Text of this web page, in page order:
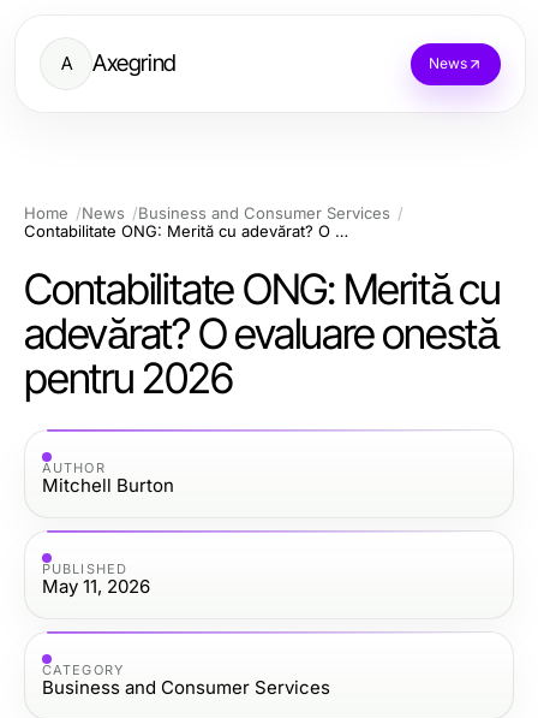
A Axegrind News
Home News
Business and Consumer Services
Contabilitate ONG: Merită cu adevărat? O evaluare onestă pentru 2026
Contabilitate ONG: Merită cu
adevărat? O evaluare onestă
pentru 2026
AUTHOR
Mitchell Burton
PUBLISHED
May 11, 2026
CATEGORY
Business and Consumer Services